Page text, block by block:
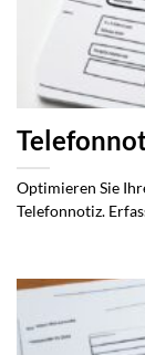
Optimieren Sie
Telefonnotiz.